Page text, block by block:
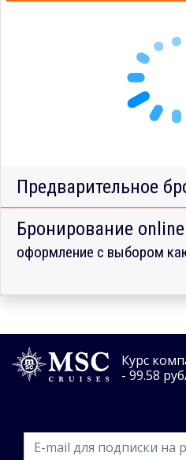
Предварительное
Бронирование online
оформление с выбором
Курс
- 99.58